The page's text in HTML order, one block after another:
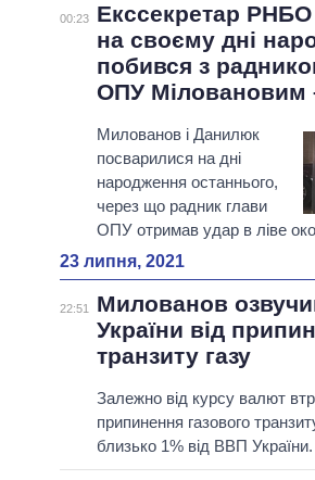
00:23
Екссекретар
на своєму дні
побився з
ОПУ Міловановим
Милованов і Данилюк
посварилися на дні
народження останнього,
через що радник глави
ОПУ отримав удар в ліве око
23 липня, 2021
22:51
Милованов
України від
транзиту газу
Залежно від курсу валют
припинення газового
близько 1% від ВВП України.